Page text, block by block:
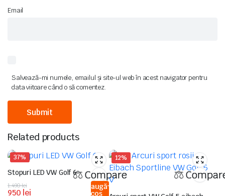
Email
Salvează-mi numele, emailul și site-ul web în acest navigator pentru
data viitoare când o să comentez.
Related products
37%
Compare
Stopuri LED VW Golf 6
1.490lei
Prețul
950 lei
Prețul
Adaugă
în coș
12%